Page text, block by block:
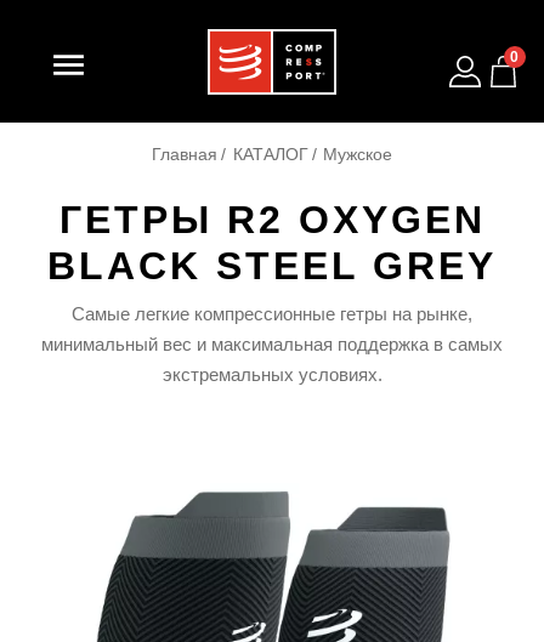
 0
Главная КАТАЛОГ Мужское
ГЕТРЫ R2 OXYGEN
BLACK STEEL GREY
Самые легкие компрессионные гетры на рынке,
минимальный вес и максимальная поддержка в самых
экстремальных условиях.